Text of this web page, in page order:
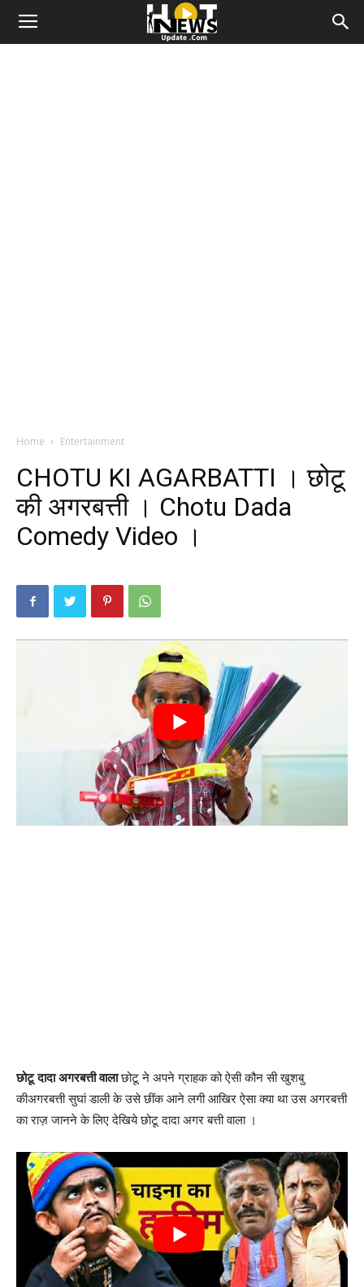
Home Entertainment
CHOTU KI AGARBATTI । छोटू
की अगरबत्ती । Chotu Dada
Comedy Video ।
छोटू दादा अगरबत्ती वालाछोटू ने अपने ग्राहक को ऐसी कौन सी खुशबु
कीअगरबत्ती सुघां डाली के उसे छींक आने लगी आखिर ऐसा क्या था उस अगरबत्ती
का राज़ जानने के लिए देखिये छोटू दादा अगर बत्ती वाला ।